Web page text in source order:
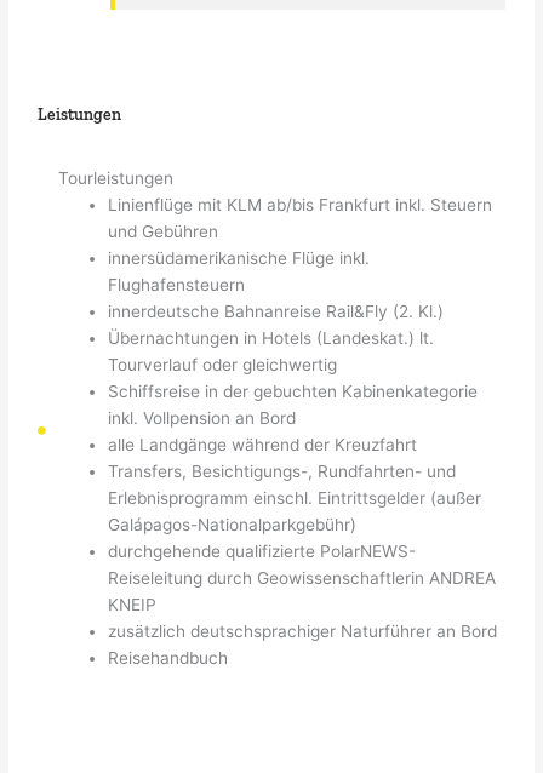
Leistungen
Tourleistungen
Linienflüge mit KLM ab/bis Frankfurt inkl. Steuern
und Gebühren
innersüdamerikanische Flüge inkl.
Flughafensteuern
innerdeutsche Bahnanreise Rail&Fly (2. Kl.)
Übernachtungen in Hotels (Landeskat.) lt.
Tourverlauf oder gleichwertig
Schiffsreise in der gebuchten Kabinenkategorie
inkl. Vollpension an Bord
alle Landgänge während der Kreuzfahrt
Transfers, Besichtigungs-, Rundfahrten- und
Erlebnisprogramm einschl. Eintrittsgelder (außer
Galápagos-Nationalparkgebühr)
durchgehende qualifizierte PolarNEWS-
Reiseleitung durch Geowissenschaftlerin ANDREA
KNEIP
zusätzlich deutschsprachiger Naturführer an Bord
Reisehandbuch